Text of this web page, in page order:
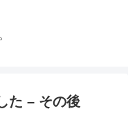
た – その後